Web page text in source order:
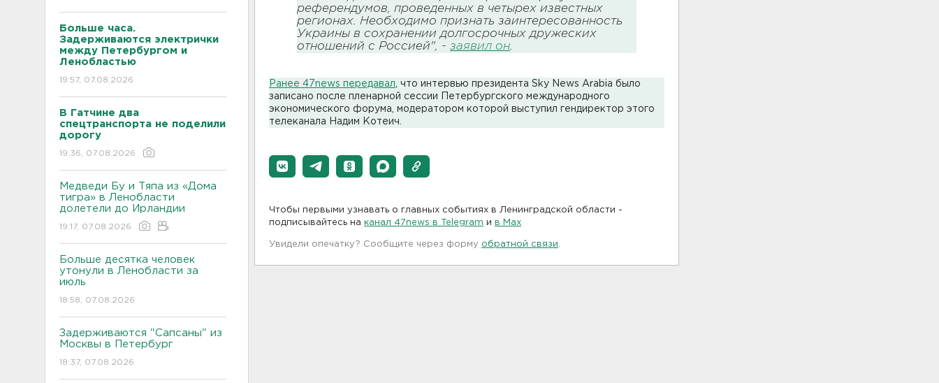
Больше часа.
Задерживаются электрички
между Петербургом и
Ленобластью
19:57, 07.08.2026
В Гатчине два
спецтранспорта не поделили
дорогу
19:36, 07.08.2026
Медведи Бу и Тяпа из «Дома
тигра» в Ленобласти
долетели до Ирландии
19:17, 07.08.2026
Больше десятка человек
утонули в Ленобласти за
июль
18:58, 07.08.2026
Задерживаются "Сапсаны" из
Москвы в Петербург
18:37, 07.08.2026
референдумов, проведенных в четырех известных
регионах. Необходимо признать заинтересованность
Украины в сохранении долгосрочных дружеских
отношений с Россией", - заявил он.
Ранее 47news передавал , что интервью президента Sky News Arabia было
записано после пленарной сессии Петербургского международного
экономического форума, модератором которой выступил гендиректор этого
телеканала Надим Котеич.
Чтобы первыми узнавать о главных событиях в Ленинградской области -
подписывайтесь на канал 47news в Telegram и в Maх
Увидели опечатку? Сообщите через форму обратной связи